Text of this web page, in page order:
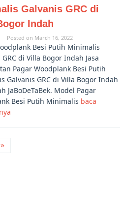
Galvanis GRC di
Indah
Posted on March 16, 2022
Besi Putih Minimalis
GRC di Villa Bogor Indah Jasa
Pagar Woodplank Besi Putih
Galvanis GRC di Villa Bogor Indah
JaBoDeTaBek. Model Pagar
Besi Putih Minimalis baca